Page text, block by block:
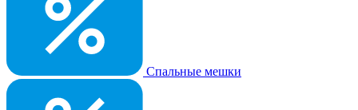
Спальные мешки